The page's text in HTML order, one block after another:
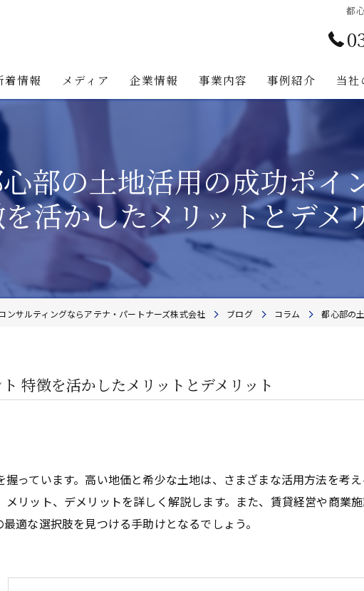
都
着情報 メディア 企業情報
アテナ・パートナーズの強み
経営理念
事業内容
プロジェクト・マネジメント事業
不動産コンサルティング事業
不動産事業
不動産投資助言業務
地主様・資産家向けサービス
ビルオーナー向け
事例紹介 当社
コ
プロ
投資
部の土地活用の成功ポイ
活かしたメリットとデメ
ンサルティングならアテナ・パートナーズ株式会社 ブログ コラム 都心部の
特徴を活かしたメリットとデメリット
っています。高い地価と希少な土地は、さまざまな活用方法を考
リット、デメリットを詳しく解説します。また、賃貸経営や商業
適な選択肢を見つける手助けとなるでしょう。